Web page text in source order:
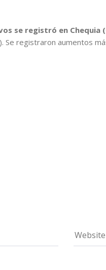
se registró en Chequia
Se registraron aumentos